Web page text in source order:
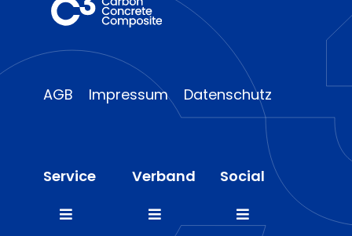
AGB Impressum Datenschutz
Service
Toggle
Verband
Toggle
Social
Toggle